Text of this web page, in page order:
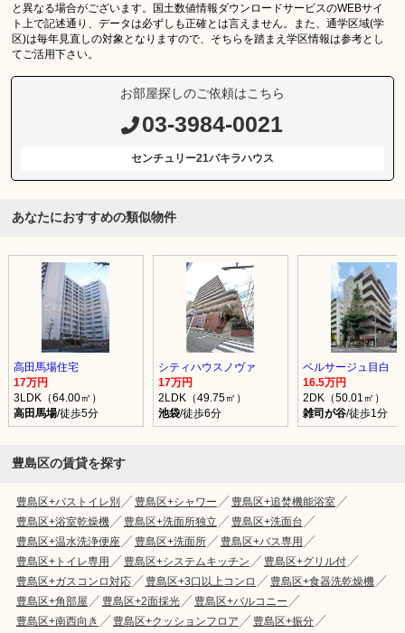
と異なる場合がございます。国土数値情報ダウンロードサービスのWEBサイ
ト上で記述通り、データは必ずしも正確とは言えません。また、通学区域(学
区)は毎年見直しの対象となりますので、そちらを踏まえ学区情報は参考とし
てご活用下さい。
お部屋探しのご依頼はこちら
03-3984-0021
センチュリー21パキラハウス
あなたにおすすめの類似物件
高田馬場住宅
17万円
3LDK（64.00㎡）
高田馬場/徒歩5分
シティハウスノヴァ
17万円
2LDK（49.75㎡）
池袋/徒歩6分
ベルサージュ目白
16.5万円
2DK（50.01㎡）
雑司が谷/徒歩1分
豊島区の賃貸を探す
豊島区+バストイレ別 豊島区+シャワー
豊島区+追焚機能浴室
豊島区+浴室乾燥機
豊島区+洗面所独立
豊島区+洗面台
豊島区+温水洗浄便座
豊島区+洗面所
豊島区+バス専用
豊島区+トイレ専用
豊島区+システムキッチン
豊島区+グリル付
豊島区+ガスコンロ対応
豊島区+3口以上コンロ
豊島区+食器洗乾燥機
豊島区+角部屋
豊島区+2面採光
豊島区+バルコニー
豊島区+南西向き
豊島区+クッションフロア
豊島区+振分